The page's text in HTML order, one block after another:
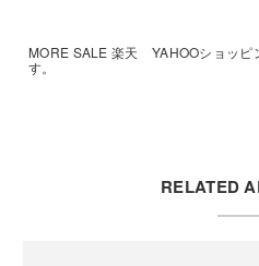
MORE SALE 楽天 YAHOOショッピ
す。
RELATED